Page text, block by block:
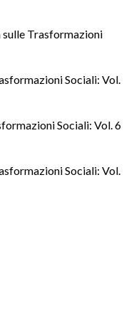
Trasformazioni
Sociali: Vol.
Sociali: Vol. 6
Sociali: Vol.